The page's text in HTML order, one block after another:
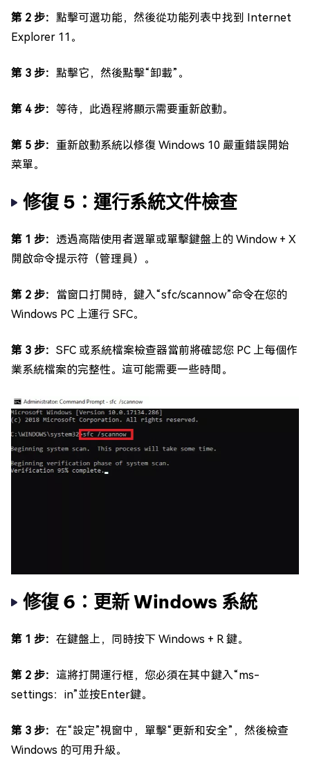
第 2 步： 點擊可選功能，然後從功能列表中找到 Internet
Explorer 11。
第 3 步： 點擊它，然後點擊“卸載”。
第 4 步： 等待，此過程將顯示需要重新啟動。
第 5 步： 重新啟動系統以修復 Windows 10 嚴重錯誤開始
菜單。
修復 5：運行系統文件檢查
第 1 步： 透過高階使用者選單或單擊鍵盤上的 Window + X
開啟命令提示符（管理員）。
第 2 步： 當窗口打開時，鍵入“sfc/scannow”命令在您的
Windows PC 上運行 SFC。
第 3 步： SFC 或系統檔案檢查器當前將確認您 PC 上每個作
業系統檔案的完整性。這可能需要一些時間。
修復 6：更新 Windows 系統
第 1 步： 在鍵盤上，同時按下 Windows + R 鍵。
第 2 步： 這將打開運行框，您必須在其中鍵入“ms-
settings：in”並按Enter鍵。
第 3 步： 在“設定”視窗中，單擊“更新和安全”，然後檢查
Windows 的可用升級。